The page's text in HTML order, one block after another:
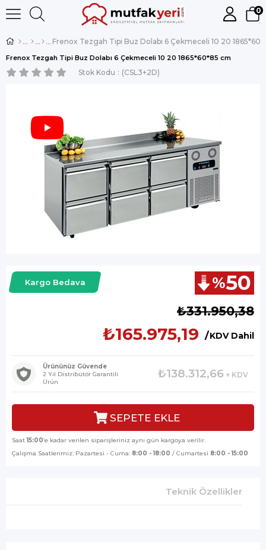
0
Frenox Tezgah Tipi Buz Dolabı 6 Çekmeceli 10 20
Frenox Tezgah Tipi Buz Dolabı 6 Çekmeceli 10 20 1865*60*85 cm
Stok Kodu (CSL3+2D)
Kargo Bedava %50
İndirim
₺331.950,38
KDV Dahil
₺165.975,19
Ürününüz Güvende
2 Yıl Distribütör Garantili
Ürün
₺138.312,66 + KDV
Saat15:00’e kadar verilen siparişleriniz aynı gün kargoya verilir.
Çalışma Saatlerimiz: Pazartesi - Cuma: 8:00 - 18:00 / Cumartesi 8:00 - 15:00
Teknik Özellikler